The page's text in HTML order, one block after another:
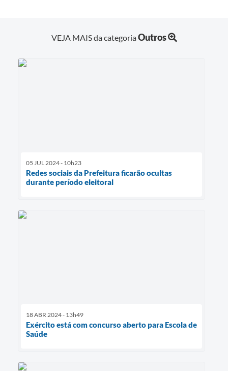
VEJA MAIS da categoriaOutros
05 JUL 2024 - 10h23
Redes sociais da Prefeitura ficarão ocultas
durante período eleitoral
18 ABR 2024 - 13h49
Exército está com concurso aberto para Escola de
Saúde